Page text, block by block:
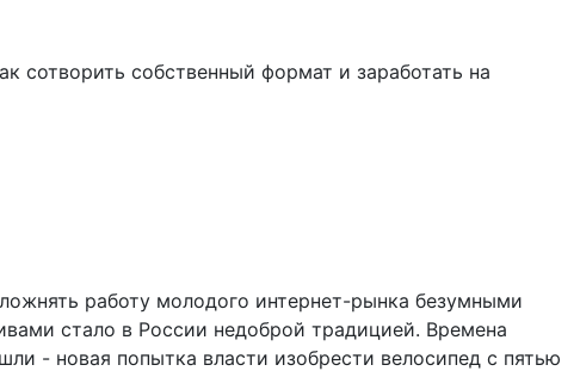
сотворить собственный формат и заработать на
работу молодого интернет-рынка безумными
стало в России недоброй традицией. Времена
- новая попытка власти изобрести велосипед с пятью